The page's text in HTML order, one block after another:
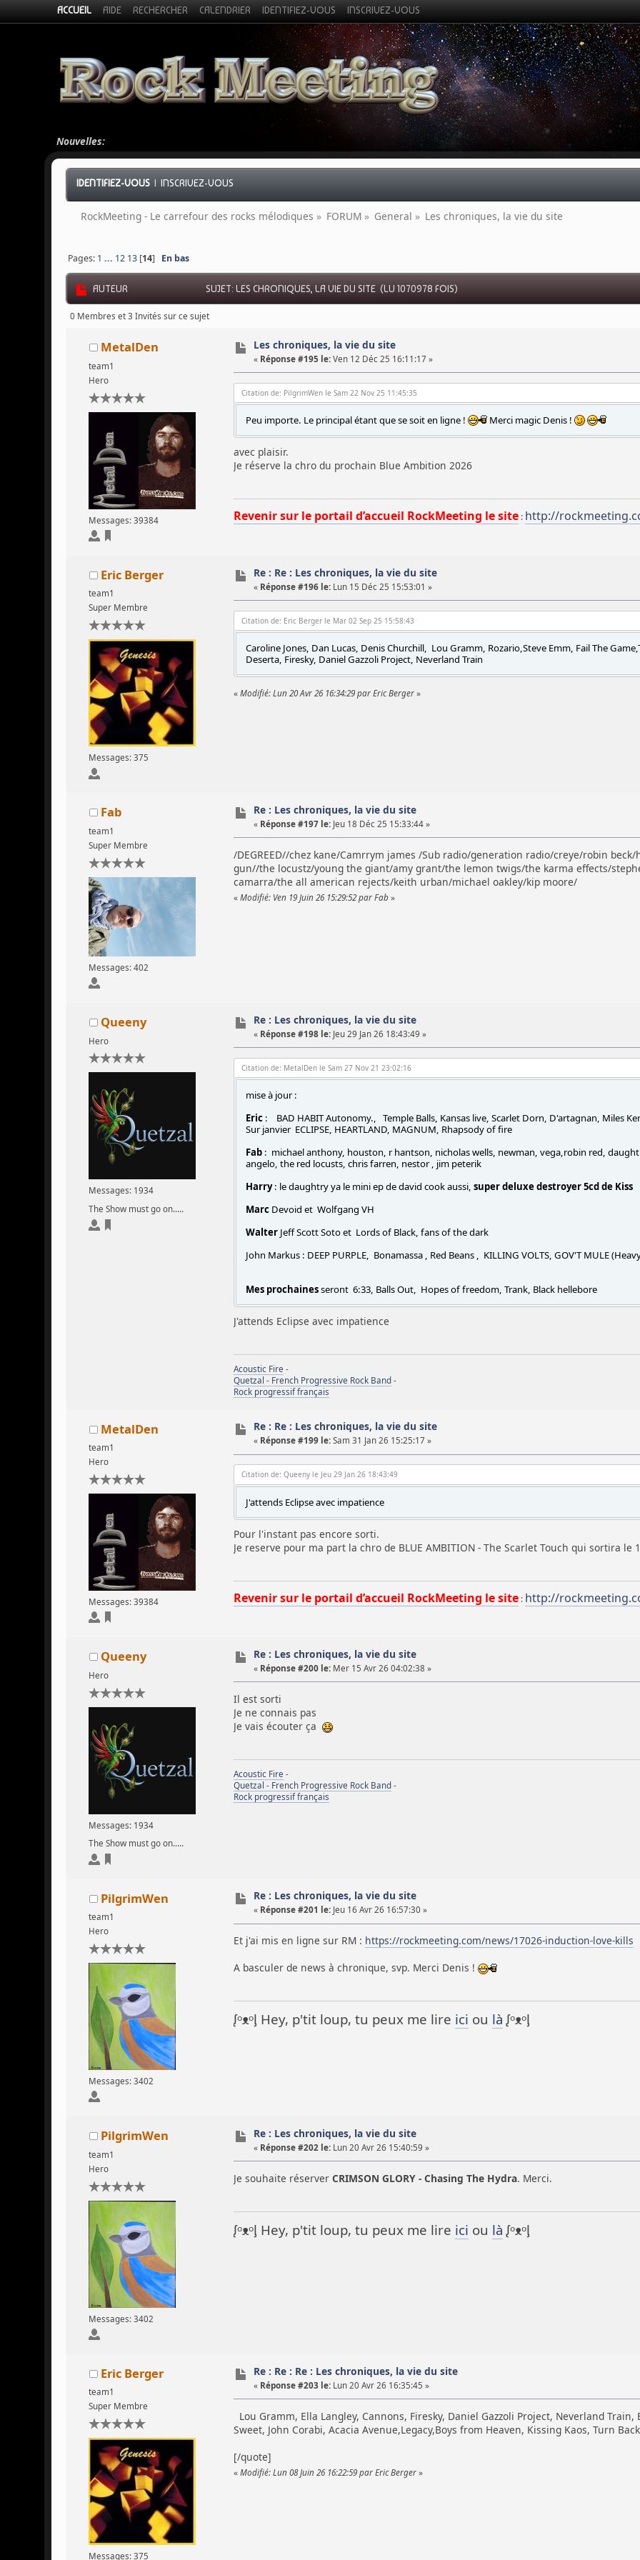
ACCUEIL AIDE RECHERCHER CALENDRIER IDENTIFIEZ-VOUS INSCRIVEZ-VOUS
Nouvelles:
IDENTIFIEZ-VOUS |INSCRIVEZ-VOUS
RockMeeting - Le carrefour des rocks mélodiques » FORUM » General » Les chroniques, la vie du site
Pages: 1 ... 12 13 [14] En bas
AUTEUR SUJET: LES CHRONIQUES, LA VIE DU SITE (LU 1070978 FOIS)
0 Membres et 3 Invités sur ce sujet
MetalDen
team1
Hero
Messages: 39384
Les chroniques, la vie du site
« Réponse #195 le: Ven 12 Déc 25 16:11:17 »
Citation de: PilgrimWen le Sam 22 Nov 25 11:45:35
Peu importe. Le principal étant que se soit en ligne ! Merci magic Denis !
avec plaisir.
Je réserve la chro du prochain Blue Ambition 2026
Revenir sur le portail d’accueil RockMeeting le site: http://
Eric Berger
team1
Super Membre
Messages: 375
Re : Re : Les chroniques, la vie du site
« Réponse #196 le: Lun 15 Déc 25 15:53:01 »
Citation de: Eric Berger le Mar 02 Sep 25 15:58:43
Caroline Jones, Dan Lucas, Denis Churchill, Lou Gramm, Rozario,Steve Emm, Fail The
Deserta, Firesky, Daniel Gazzoli Project, Neverland Train
« Modifié: Lun 20 Avr 26 16:34:29 par Eric Berger»
Fab
team1
Super Membre
Messages: 402
Re : Les chroniques, la vie du site
« Réponse #197 le: Jeu 18 Déc 25 15:33:44 »
/DEGREED//chez kane/Camrrym james /Sub radio/generation radio/creye/robin
gun//the locustz/young the giant/amy grant/the lemon twigs/the karma effects/
camarra/the all american rejects/keith urban/michael oakley/kip moore/
« Modifié: Ven 19 Juin 26 15:29:52 par Fab»
Queeny
Hero
Messages: 1934
The Show must go on.....
Re : Les chroniques, la vie du site
« Réponse #198 le: Jeu 29 Jan 26 18:43:49 »
Citation de: MetalDen le Sam 27 Nov 21 23:02:16
mise à jour :
Eric: BAD HABIT Autonomy., Temple Balls, Kansas live, Scarlet Dorn, D'artagnan, Miles
Sur janvier ECLIPSE, HEARTLAND, MAGNUM, Rhapsody of fire
Fab: michael anthony, houston, r hantson, nicholas wells, newman, vega,robin red,
angelo, the red locusts, chris farren, nestor , jim peterik
Harry: le daughtry ya le mini ep de david cook aussi, super deluxe destroyer 5cd de Kiss
Marc Devoid et Wolfgang VH
WalterJeff Scott Soto et Lords of Black, fans of the dark
John Markus : DEEP PURPLE, Bonamassa , Red Beans , KILLING VOLTS, GOV'T MULE
Mes prochainesseront 6:33, Balls Out, Hopes of freedom, Trank, Black hellebore
J'attends Eclipse avec impatience
Acoustic Fire -
Quetzal - French Progressive Rock Band -
Rock progressif français
MetalDen
team1
Hero
Messages: 39384
Re : Re : Les chroniques, la vie du site
« Réponse #199 le: Sam 31 Jan 26 15:25:17 »
Citation de: Queeny le Jeu 29 Jan 26 18:43:49
J'attends Eclipse avec impatience
Pour l'instant pas encore sorti.
Je reserve pour ma part la chro de BLUE AMBITION - The Scarlet Touch qui sortira le
Revenir sur le portail d’accueil RockMeeting le site: http://
Queeny
Hero
Messages: 1934
The Show must go on.....
Re : Les chroniques, la vie du site
« Réponse #200 le: Mer 15 Avr 26 04:02:38 »
Il est sorti
Je ne connais pas
Je vais écouter ça
Acoustic Fire -
Quetzal - French Progressive Rock Band-
Rock progressif français
PilgrimWen
team1
Hero
Messages: 3402
Re : Les chroniques, la vie du site
« Réponse #201 le: Jeu 16 Avr 26 16:57:30 »
Et j'ai mis en ligne sur RM : https://rockmeeting.com/news/17026-induction-love-kills
A basculer de news à chronique, svp. Merci Denis !
ᶘᵒᴥᵒᶅ Hey, p'tit loup, tu peux me lire ici ou là ᶘᵒᴥᵒᶅ
PilgrimWen
team1
Hero
Messages: 3402
Re : Les chroniques, la vie du site
« Réponse #202 le: Lun 20 Avr 26 15:40:59 »
Je souhaite réserver CRIMSON GLORY - Chasing The Hydra. Merci.
ᶘᵒᴥᵒᶅ Hey, p'tit loup, tu peux me lire ici ou là ᶘᵒᴥᵒᶅ
Eric Berger
team1
Super Membre
Messages: 375
Re : Re : Re : Les chroniques, la vie du site
« Réponse #203 le: Lun 20 Avr 26 16:35:45 »
Lou Gramm, Ella Langley, Cannons, Firesky, Daniel Gazzoli Project, Neverland
Sweet, John Corabi, Acacia Avenue,Legacy,Boys from Heaven, Kissing Kaos, Turn
[/quote]
« Modifié: Lun 08 Juin 26 16:22:59 par Eric Berger»